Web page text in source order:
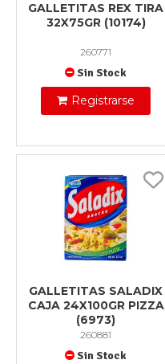
GALLETITAS REX TIRA
32X75GR (10174)
260771
Sin Stock
Registrarse
GALLETITAS SALADIX
CAJA 24X100GR PIZZA
(6973)
260881
Sin Stock